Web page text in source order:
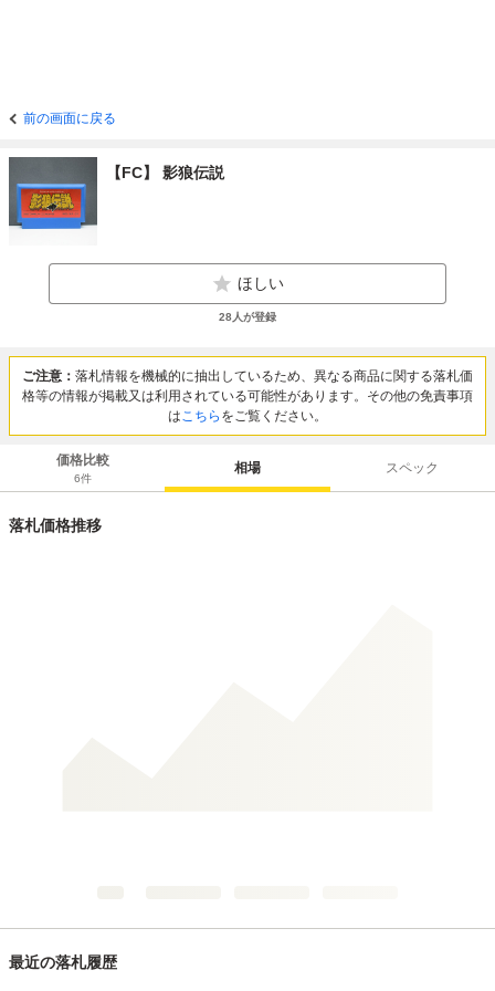
前の画面に戻る
【FC】 影狼伝説
ほしい
28人が登録
ご注意： 落札情報を機械的に抽出しているため、異なる商品に関する落札価
格等の情報が掲載又は利用されている可能性があります。その他の免責事項
はこちら をご覧ください。
価格比較
6件
相場 スペック
落札価格推移
最近の落札履歴